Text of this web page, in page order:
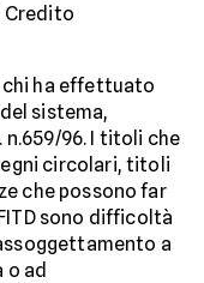
Credito
chi ha effettuato
sistema,
n.659/96. I titoli che
circolari, titoli
che possono far
sono difficoltà
a
ad